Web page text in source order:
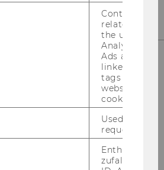
​1-31336-3000
Contains
related
the user. If
Analytics and
Ads accounts
linked, the
tags on the
website read
cookie.
Used to
request rate.
Enthält eine